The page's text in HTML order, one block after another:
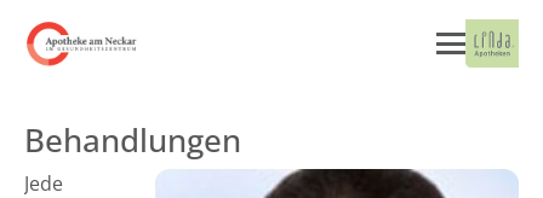
Behandlungen
Jede